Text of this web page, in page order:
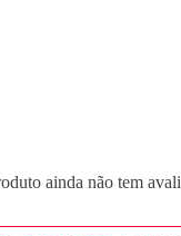
ainda não tem